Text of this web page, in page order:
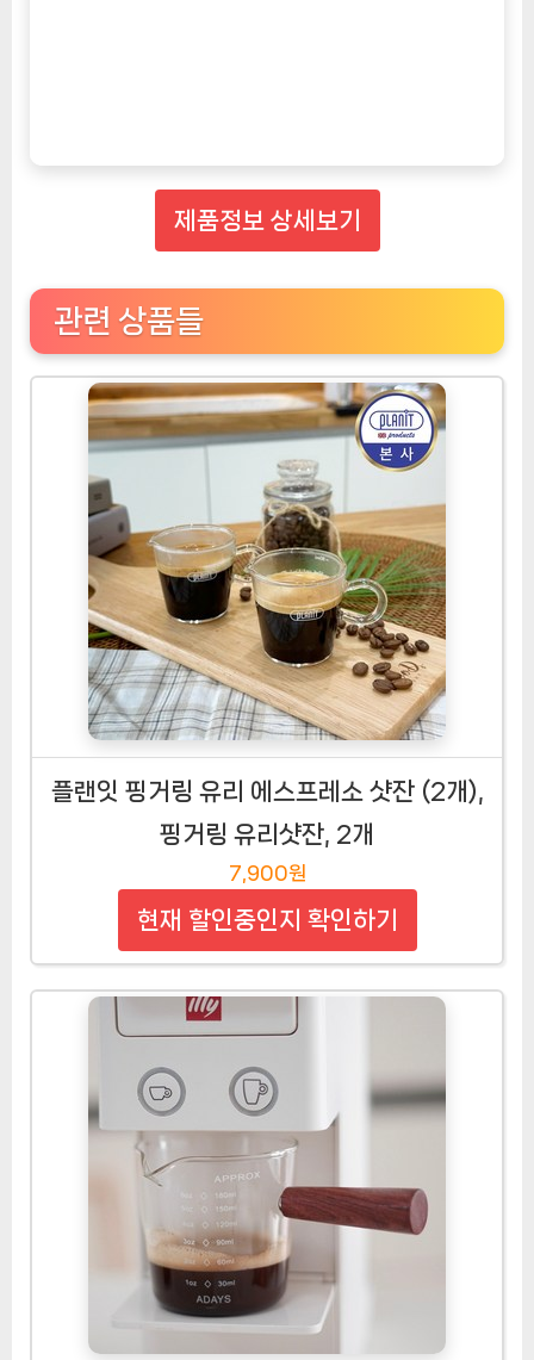
제품정보 상세보기
관련 상품들
플랜잇 핑거링 유리 에스프레소 샷잔 (2개),
핑거링 유리샷잔, 2개
7,900원
현재 할인중인지 확인하기